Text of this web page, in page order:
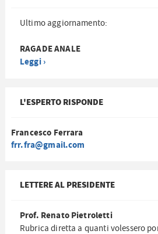
Ultimo aggiornamento:
RAGADE ANALE
Leggi ›
L'ESPERTO RISPONDE
Francesco Ferrara
frr.fra@gmail.com
LETTERE AL PRESIDENTE
Prof. Renato Pietroletti
Rubrica diretta a quanti volessero